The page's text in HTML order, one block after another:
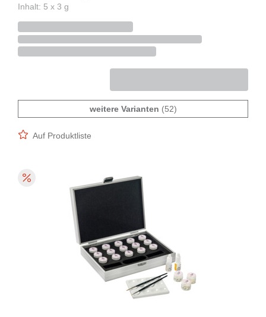
Inhalt: 5 x 3 g
weitere Varianten (52)
Auf Produktliste